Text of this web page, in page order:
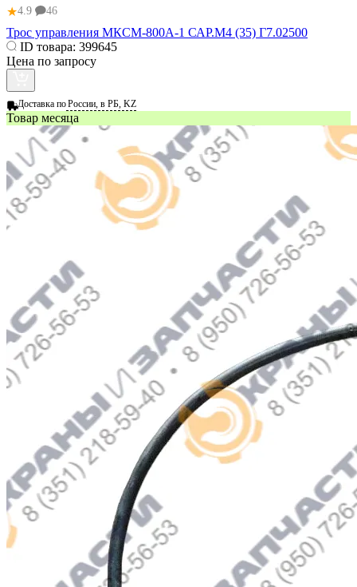
★4.9 46
Трос управления МКСМ-800А-1 САР.М4 (35) Г7.02500
ID товара: 399645
Цена по запросу
Доставка поРоссии, в РБ, KZ
Товар месяца